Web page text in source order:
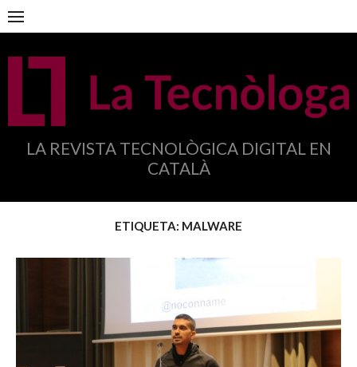
Anar
al
contingut
LA REVISTA TECNOLÒGICA DIGITAL EN
CATALÀ
ETIQUETA: MALWARE